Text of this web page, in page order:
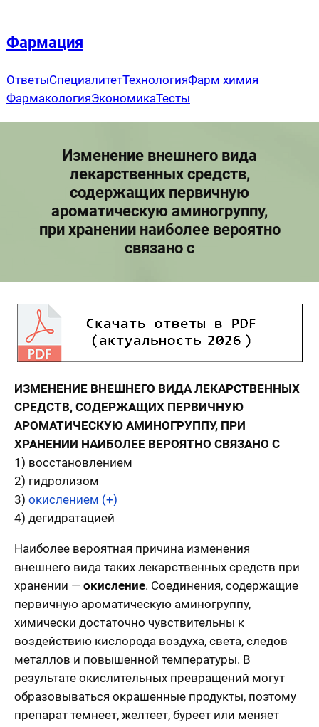
содержимому
Фармация
ОтветыСпециалитетТехнологияФарм химия
ФармакологияЭкономикаТесты
Изменение внешнего вида
лекарственных средств,
содержащих первичную
ароматическую аминогруппу,
при хранении наиболее вероятно
связано с
ИЗМЕНЕНИЕ ВНЕШНЕГО ВИДА ЛЕКАРСТВЕННЫХ
СРЕДСТВ, СОДЕРЖАЩИХ ПЕРВИЧНУЮ
АРОМАТИЧЕСКУЮ АМИНОГРУППУ, ПРИ
ХРАНЕНИИ НАИБОЛЕЕ ВЕРОЯТНО СВЯЗАНО С
1) восстановлением
2) гидролизом
3) окислением (+)
4) дегидратацией
Наиболее вероятная причина изменения
внешнего вида таких лекарственных средств при
хранении — окисление. Соединения, содержащие
первичную ароматическую аминогруппу,
химически достаточно чувствительны к
воздействию кислорода воздуха, света, следов
металлов и повышенной температуры. В
результате окислительных превращений могут
образовываться окрашенные продукты, поэтому
препарат темнеет, желтеет, буреет или меняет